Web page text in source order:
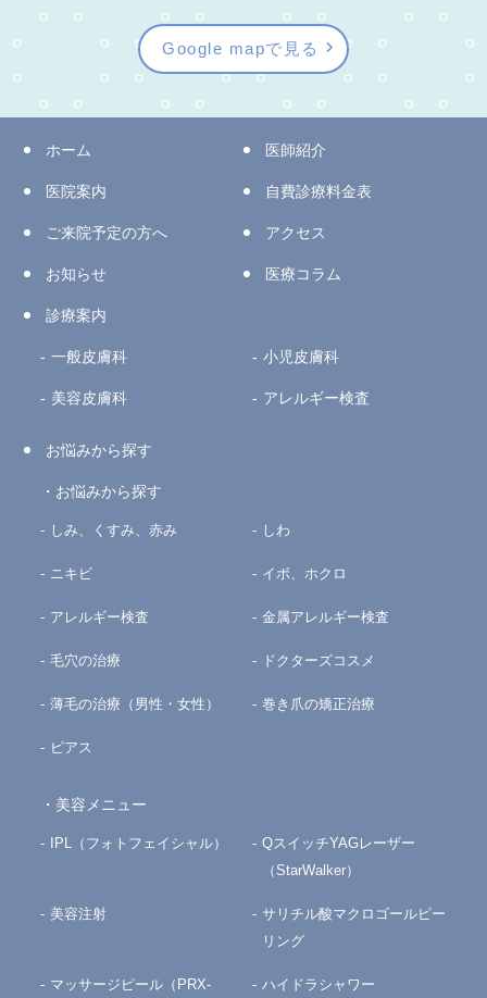
Google mapで見る
ホーム 医師紹介
医院案内 自費診療料金表
ご来院予定の方へ アクセス
お知らせ 医療コラム
診療案内
一般皮膚科 小児皮膚科
美容皮膚科 アレルギー検査
お悩みから探す
お悩みから探す
しみ、くすみ、赤み しわ
ニキビ イボ、ホクロ
アレルギー検査 金属アレルギー検査
毛穴の治療 ドクターズコスメ
薄毛の治療（男性・女性） 巻き爪の矯正治療
ピアス
美容メニュー
IPL（フォトフェイシャル）
QスイッチYAGレーザー
（StarWalker）
美容注射
サリチル酸マクロゴールピー
リング
マッサージピール（PRX- ハイドラシャワー